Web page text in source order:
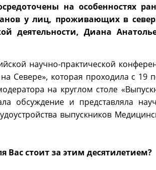
на особенностях
у лиц, проживающих в
деятельности, Диана
научно-практической
Севере», которая проходила с 19
на круглом столе
обсуждение и представляла
выпускников
стоит за этим десятилетием?